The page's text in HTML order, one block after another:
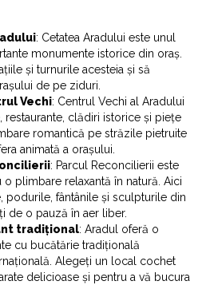
: Cetatea Aradului este unul
monumente istorice din oraș.
și turnurile acesteia și să
de pe ziduri.
Vechi: Centrul Vechi al Aradului
restaurante, clădiri istorice și piețe
romantică pe străzile pietruite
animată a orașului.
: Parcul Reconcilierii este
plimbare relaxantă în natură. Aici
podurile, fântânile și sculpturile din
de o pauză în aer liber.
tradițional: Aradul oferă o
cu bucătărie tradițională
Alegeți un local cochet
delicioase și pentru a vă bucura